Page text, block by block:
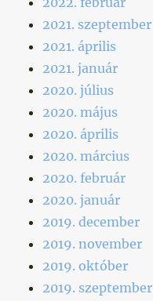
2021. szeptember
2021. április
2021. január
2020. július
2020. május
2020. április
2020. március
2020. február
2020. január
2019. december
2019. november
2019. október
2019. szeptember